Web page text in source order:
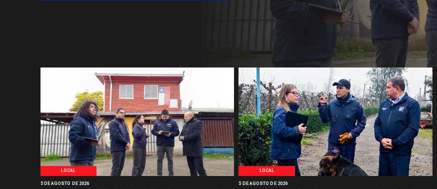
LOCAL
5 DE AGOSTO DE 2026
LOCAL
5 DE AGOSTO DE 2026